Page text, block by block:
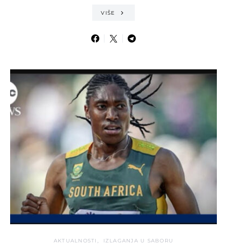
VIŠE
AKTUALNOSTI IZLAGANJA U SABORU